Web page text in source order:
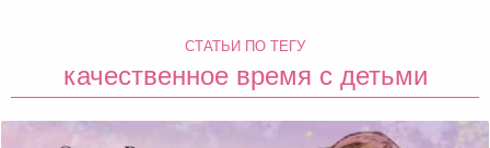
СТАТЬИ ПО ТЕГУ
качественное время с детьми